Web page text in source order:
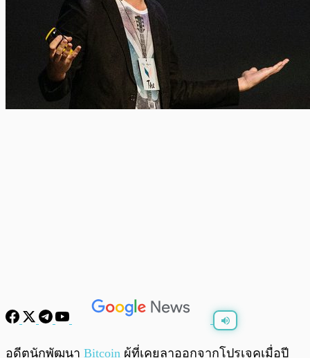
พร้อมเล่น 0:00
อดีตนักพัฒนา Bitcoin ผู้ที่เคยลาออกจากโปรเจคเมื่อปี